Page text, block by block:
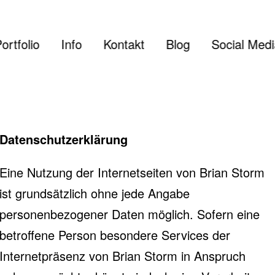
Info Kontakt Blog Social
Nutzung der Internetseiten von Brian Storm
grundsätzlich ohne jede Angabe
Daten möglich. Sofern eine
Person besondere Services der
von Brian Storm in Anspruch